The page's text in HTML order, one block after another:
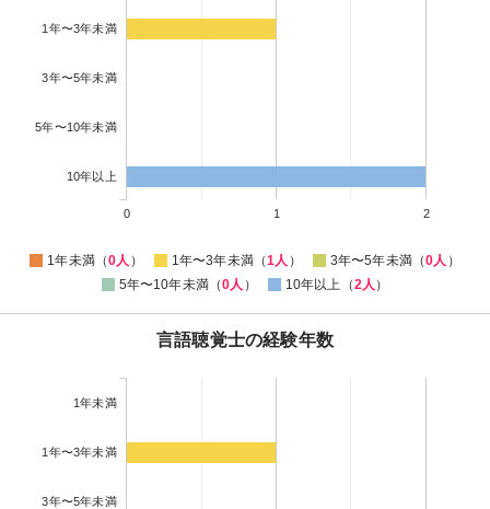
1年〜3年未満
3年〜5年未満
5年〜10年未満
10年以上
0 1 2
1年未満（0人 ） 1年〜3年未満（1人 ） 3年〜5年未満（0人 ）
5年〜10年未満（0人 ） 10年以上（2人 ）
言語聴覚士の経験年数
1年未満
1年〜3年未満
3年〜5年未満